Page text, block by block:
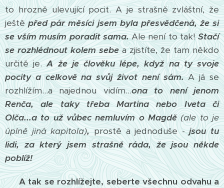
to hrozně ulevující pocit. A je strašně zvláštní, že
ještěpřed pár měsíci jsem byla přesvědčená, že si
se vším musím poradit sama.Ale není to tak!Stačí
se rozhlédnout kolem sebea zjistíte, že tam někdo
určitě je.A že je člověku lépe, když na ty svoje
pocity a celkově na svůj život není sám.A já se
rozhlížím...a najednou vidím...ona to není jenom
Renča, ale taky třeba Martina nebo Iveta či
Olča...a to už vůbec nemluvím o Magdě(ale to je
úplně jiná kapitola),prostě a jednoduše -jsou tu
lidi, za který jsem strašně ráda, že jsou někde
poblíž!
A tak se rozhlížejte, seberte všechnu odvahu a